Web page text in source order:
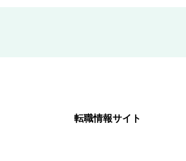
転職情報サイト